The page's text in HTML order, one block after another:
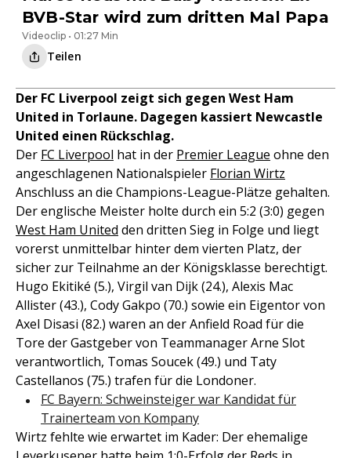
BVB-Star wird zum dritten Mal Papa
Videoclip • 01:27 Min
Teilen
Der FC Liverpool zeigt sich gegen West Ham
United in Torlaune. Dagegen kassiert Newcastle
United einen Rückschlag.
Der FC Liverpool hat in der Premier League ohne den
angeschlagenen Nationalspieler Florian Wirtz
Anschluss an die Champions-League-Plätze gehalten.
Der englische Meister holte durch ein 5:2 (3:0) gegen
West Ham United den dritten Sieg in Folge und liegt
vorerst unmittelbar hinter dem vierten Platz, der
sicher zur Teilnahme an der Königsklasse berechtigt.
Hugo Ekitiké (5.), Virgil van Dijk (24.), Alexis Mac
Allister (43.), Cody Gakpo (70.) sowie ein Eigentor von
Axel Disasi (82.) waren an der Anfield Road für die
Tore der Gastgeber von Teammanager Arne Slot
verantwortlich, Tomas Soucek (49.) und Taty
Castellanos (75.) trafen für die Londoner.
FC Bayern: Schweinsteiger war Kandidat für
Trainerteam von Kompany
Wirtz fehlte wie erwartet im Kader: Der ehemalige